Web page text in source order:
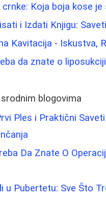
crnke: Koja boja kose je
i Izdati Knjigu:
Kavitacija - Iskustva,
da znate o
blogovima
Ples i Praktični
Da Znate O
u Pubertetu: Sve Što